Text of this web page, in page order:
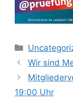
Kategorien
Wir sind
19:00 Uhr